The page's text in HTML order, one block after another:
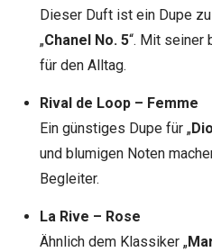
Dieser Duft ist ein Dupe
„Chanel No. 5“. Mit seiner
für den Alltag.
Rival de Loop – Femme
Ein günstiges Dupe für „
und blumigen Noten
Begleiter.
La Rive – Rose
Ähnlich dem Klassiker „